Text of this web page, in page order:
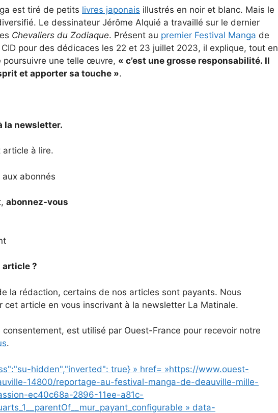
est tiré de petits livres japonais illustrés en noir et blanc. Mais le
Le dessinateur Jérôme Alquié a travaillé sur le dernier
Chevaliers du Zodiaque. Présent au premier Festival Manga de
pour des dédicaces les 22 et 23 juillet 2023, il explique, tout en
poursuivre une telle œuvre, « c’est une grosse responsabilité. Il
et apporter sa touche ».
la newsletter.
article à lire.
abonnés
abonnez-vous
article ?
la rédaction, certains de nos articles sont payants. Nous
cet article en vous inscrivant à la newsletter La Matinale.
est utilisé par Ouest-France pour recevoir notre
.
hidden","inverted": true} » href= »https://www.ouest-
14800/reportage-au-festival-manga-de-deauville-mille-
ec40c68a-2896-11ee-a81c-
» data-